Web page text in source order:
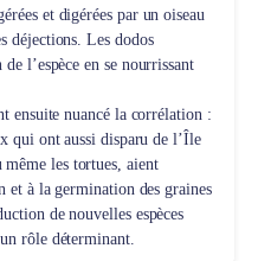
et digérées par un oiseau
déjections. Les dodos
l’espèce en se nourrissant
ensuite nuancé la corrélation :
qui ont aussi disparu de l’Île
les tortues, aient
et à la germination des graines
de nouvelles espèces
rôle déterminant.